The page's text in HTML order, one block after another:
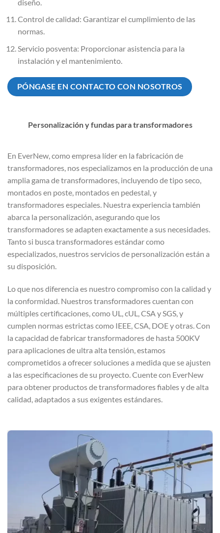
diseño.
Control de calidad: Garantizar el cumplimiento de las
normas.
Servicio posventa: Proporcionar asistencia para la
instalación y el mantenimiento.
PÓNGASE EN CONTACTO CON NOSOTROS
Personalización y fundas para transformadores
En EverNew, como empresa líder en la fabricación de
transformadores, nos especializamos en la producción de una
amplia gama de transformadores, incluyendo de tipo seco,
montados en poste, montados en pedestal, y
transformadores especiales. Nuestra experiencia también
abarca la personalización, asegurando que los
transformadores se adapten exactamente a sus necesidades.
Tanto si busca transformadores estándar como
especializados, nuestros servicios de personalización están a
su disposición.
Lo que nos diferencia es nuestro compromiso con la calidad y
la conformidad. Nuestros transformadores cuentan con
múltiples certificaciones, como UL, cUL, CSA y SGS, y
cumplen normas estrictas como IEEE, CSA, DOE y otras. Con
la capacidad de fabricar transformadores de hasta 500KV
para aplicaciones de ultra alta tensión, estamos
comprometidos a ofrecer soluciones a medida que se ajusten
a las especificaciones de su proyecto. Cuente con EverNew
para obtener productos de transformadores fiables y de alta
calidad, adaptados a sus exigentes estándares.